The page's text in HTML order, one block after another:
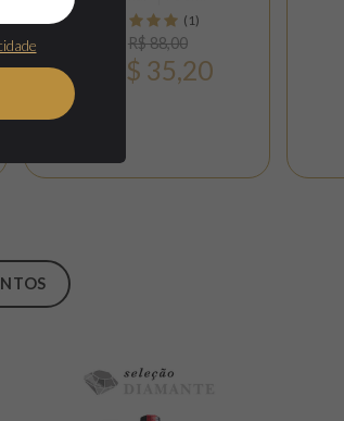
(1)
R$ 88,00
R$ 35,20